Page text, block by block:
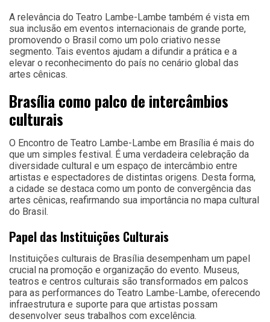
A relevância do Teatro Lambe-Lambe também é vista em
sua inclusão em eventos internacionais de grande porte,
promovendo o Brasil como um polo criativo nesse
segmento. Tais eventos ajudam a difundir a prática e a
elevar o reconhecimento do país no cenário global das
artes cênicas.
Brasília como palco de intercâmbios
culturais
O Encontro de Teatro Lambe-Lambe em Brasília é mais do
que um simples festival. É uma verdadeira celebração da
diversidade cultural e um espaço de intercâmbio entre
artistas e espectadores de distintas origens. Desta forma,
a cidade se destaca como um ponto de convergência das
artes cênicas, reafirmando sua importância no mapa cultural
do Brasil.
Papel das Instituições Culturais
Instituições culturais de Brasília desempenham um papel
crucial na promoção e organização do evento. Museus,
teatros e centros culturais são transformados em palcos
para as performances do Teatro Lambe-Lambe, oferecendo
infraestrutura e suporte para que artistas possam
desenvolver seus trabalhos com excelência.